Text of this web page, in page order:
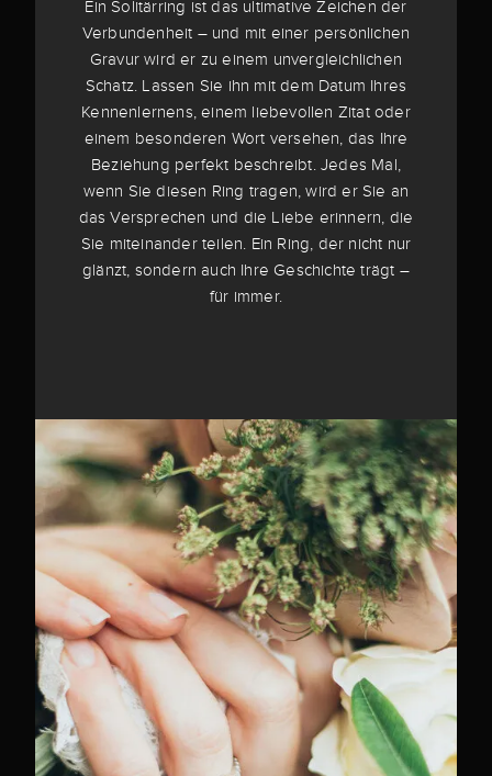
Ein Solitärring ist das ultimative Zeichen der
Verbundenheit – und mit einer persönlichen
Gravur wird er zu einem unvergleichlichen
Schatz. Lassen Sie ihn mit dem Datum Ihres
Kennenlernens, einem liebevollen Zitat oder
einem besonderen Wort versehen, das Ihre
Beziehung perfekt beschreibt. Jedes Mal,
wenn Sie diesen Ring tragen, wird er Sie an
das Versprechen und die Liebe erinnern, die
Sie miteinander teilen. Ein Ring, der nicht nur
glänzt, sondern auch Ihre Geschichte trägt –
für immer.